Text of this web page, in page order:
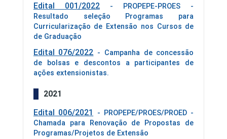
Edital 001/2022- PROPEPE-PROES -
Resultado seleção Programas para
Curricularização de Extensão nos Cursos de
de Graduação
Edital 076/2022 - Campanha de concessão
de bolsas e descontos a participantes de
ações extensionistas.
2021
Edital 006/2021
- PROPEPE/PROES/PROED -
Chamada para Renovação de Propostas de
Programas/Projetos de Extensão